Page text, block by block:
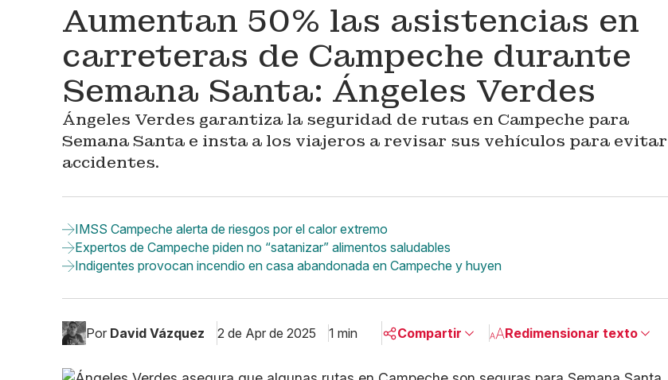
Aumentan 50% las asistencias en
carreteras de Campeche durante
Semana Santa: Ángeles Verdes
Ángeles Verdes garantiza la seguridad de rutas en Campeche para
Semana Santa e insta a los viajeros a revisar sus vehículos para evitar
accidentes.
IMSS Campeche alerta de riesgos por el calor extremo
Expertos de Campeche piden no “satanizar” alimentos saludables
Indigentes provocan incendio en casa abandonada en Campeche y huyen
Por David Vázquez 2 de Apr de 2025 1 min Compartir Redimensionar texto